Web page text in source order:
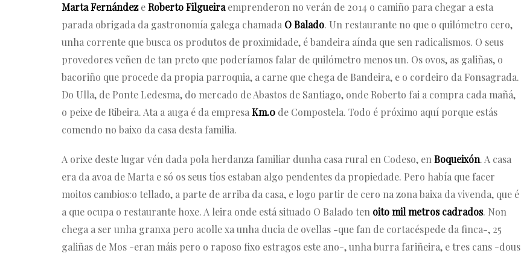
Marta FernándezeRoberto Filgueiraemprenderon no verán de 2014 o camiño para chegar a esta
parada obrigada da gastronomía galega chamada O Balado. Un restaurante no que o quilómetro cero,
unha corrente que busca os produtos de proximidade, é bandeira aínda que sen radicalismos. O seus
provedores veñen de tan preto que poderíamos falar de quilómetro menos un. Os ovos, as galiñas, o
bacoriño que procede da propia parroquia, a carne que chega de Bandeira, e o cordeiro da Fonsagrada.
Do Ulla, de Ponte Ledesma, do mercado de Abastos de Santiago, onde Roberto fai a compra cada mañá,
o peixe de Ribeira. Ata a auga é da empresaKm.0 de Compostela. Todo é próximo aquí porque estás
comendo no baixo da casa desta familia.
A orixe deste lugar vén dada pola herdanza familiar dunha casa rural en Codeso, enBoqueixón. A casa
era da avoa de Marta e só os seus tíos estaban algo pendentes da propiedade. Pero había que facer
moitos cambios:o tellado, a parte de arriba da casa, e logo partir de cero na zona baixa da vivenda, que é
a que ocupa o restaurante hoxe. A leira onde está situado O Balado ten oito mil metros cadrados. Non
chega a ser unha granxa pero acolle xa unha ducia de ovellas -que fan de cortacéspede da finca-, 25
galiñas de Mos -eran máis pero o raposo fixo estragos este ano-, unha burra fariñeira, e tres cans -dous